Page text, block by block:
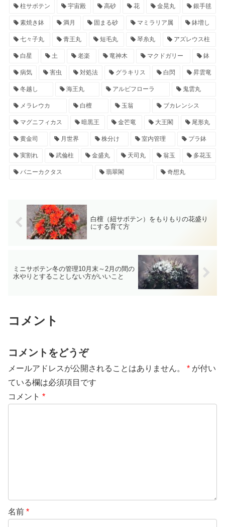
柱サボテン 宇宙殿 高砂 花 金晃丸 銀手毬
素焼き鉢 満月 固まる砂 マミラリア属 鉢増し
七々子丸 青王丸 短毛丸 琴糸丸 アズレウス柱
白星 土 老楽 竜神木 マクドガリー 鉢
病気 害虫 対処法 グラキリス 白閃 昇雲竜
冬越し 海王丸 アルビフローラ 鬼雲丸
メラレウカ 白檀 玉翁 ブカレンシス
マグニフィカス 暗黒王 金芒竜 大王閣 尾形丸
黄金司 月世界 株分け 室内管理 プラ鉢
実割れ 武倫柱 金盛丸 天司丸 翁玉 多花玉
バニーカクタス 翡翠閣 奇想丸
白檀（紐サボテン）をもりもりの花盛り
にする育て方
ミニサボテン冬の管理10月末～2月の間の
水やりとすることしない方がいいこと
コメント
コメントをどうぞ
メールアドレスが公開されることはありません。 * が付い
ている欄は必須項目です
コメント *
名前 *